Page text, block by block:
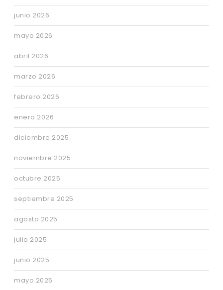
junio 2026
mayo 2026
abril 2026
marzo 2026
febrero 2026
enero 2026
diciembre 2025
noviembre 2025
octubre 2025
septiembre 2025
agosto 2025
julio 2025
junio 2025
mayo 2025